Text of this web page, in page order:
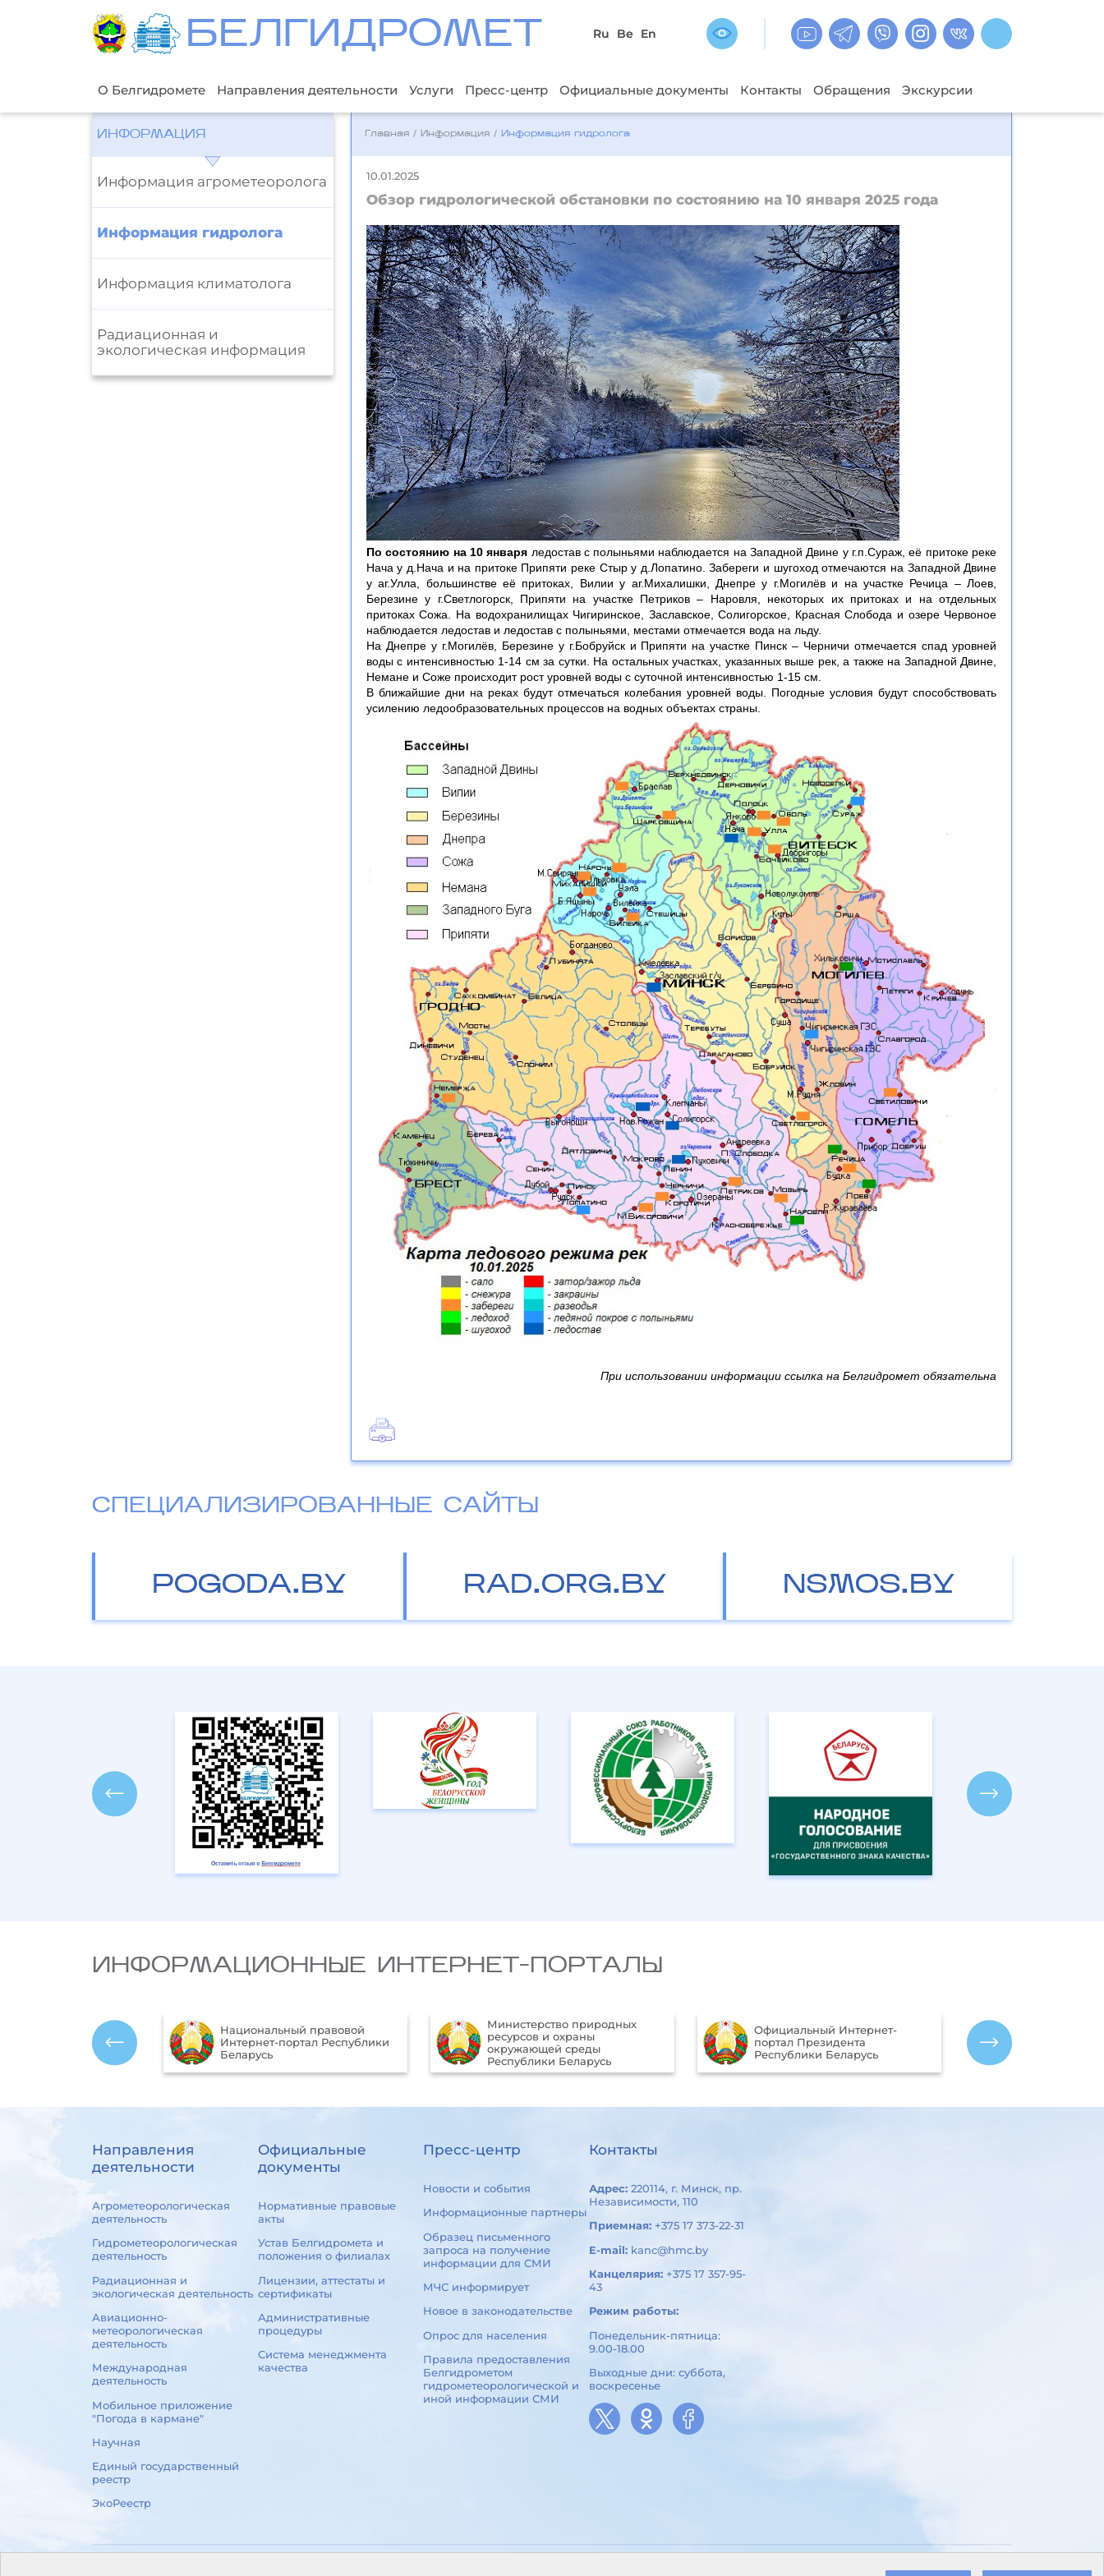
БЕЛГИДРОМЕТ Ru Be En
О Белгидромете Направления деятельности Услуги Пресс-центр Официальные документы Контакты Обращения Экскурсии
ИНФОРМАЦИЯ
Информация агрометеоролога
Информация гидролога
Информация климатолога
Радиационная и
экологическая информация
Главная / Информация / Информация гидролога
10.01.2025
Обзор гидрологической обстановки по состоянию на 10 января 2025 года
По состоянию на 10 января ледостав с полыньями наблюдается на Западной Двине у г.п.Сураж, её притоке реке
Нача у д.Нача и на притоке Припяти реке Стыр у д.Лопатино. Забереги и шугоход отмечаются на Западной Двине
у аг.Улла, большинстве её притоках, Вилии у аг.Михалишки, Днепре у г.Могилёв и на участке Речица – Лоев,
Березине у г.Светлогорск, Припяти на участке Петриков – Наровля, некоторых их притоках и на отдельных
притоках Сожа. На водохранилищах Чигиринское, Заславское, Солигорское, Красная Слобода и озере Червоное
наблюдается ледостав и ледостав с полыньями, местами отмечается вода на льду.
На Днепре у г.Могилёв, Березине у г.Бобруйск и Припяти на участке Пинск – Черничи отмечается спад уровней
воды с интенсивностью 1-14 см за сутки. На остальных участках, указанных выше рек, а также на Западной Двине,
Немане и Соже происходит рост уровней воды с суточной интенсивностью 1-15 см.
В ближайшие дни на реках будут отмечаться колебания уровней воды. Погодные условия будут способствовать
усилению ледообразовательных процессов на водных объектах страны.
При использовании информации ссылка на Белгидромет обязательна
СПЕЦИАЛИЗИРОВАННЫЕ САЙТЫ
POGODA.BY RAD.ORG.BY NSMOS.BY
ИНФОРМАЦИОННЫЕ ИНТЕРНЕТ-ПОРТАЛЫ
Национальный правовой
Интернет-портал Республики
Беларусь
Министерство природных
ресурсов и охраны
окружающей среды
Республики Беларусь
Официальный Интернет-
портал Президента
Республики Беларусь
Портал рейтинговой оценки
качества оказания услуг
организациями Республики
Беларусь
Направления
деятельности
Агрометеорологическая
деятельность
Гидрометеорологическая
деятельность
Радиационная и
экологическая деятельность
Авиационно-
метеорологическая
деятельность
Международная
деятельность
Мобильное приложение
"Погода в кармане"
Научная
Единый государственный
реестр
ЭкоРеестр
Официальные
документы
Нормативные правовые
акты
Устав Белгидромета и
положения о филиалах
Лицензии, аттестаты и
сертификаты
Административные
процедуры
Система менеджмента
качества
Пресс-центр
Новости и события
Информационные партнеры
Образец письменного
запроса на получение
информации для СМИ
МЧС информирует
Новое в законодательстве
Опрос для населения
Правила предоставления
Белгидрометом
гидрометеорологической и
иной информации СМИ
Контакты
Адрес:220114, г. Минск, пр.
Независимости, 110
Приемная:+375 17 373-22-31
E-mail: kanc@hmc.by
Канцелярия:+375 17 357-95-
43
Режим работы:
Понедельник-пятница:
9.00-18.00
Выходные дни: суббота,
воскресенье